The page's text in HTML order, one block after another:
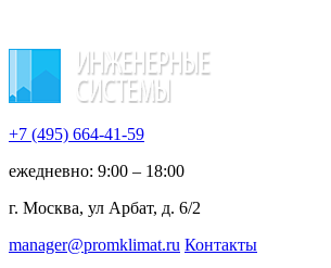
+7 (495) 664-41-59
ежедневно: 9:00 – 18:00
г. Москва, ул Арбат, д. 6/2
manager@promklimat.ru Контакты